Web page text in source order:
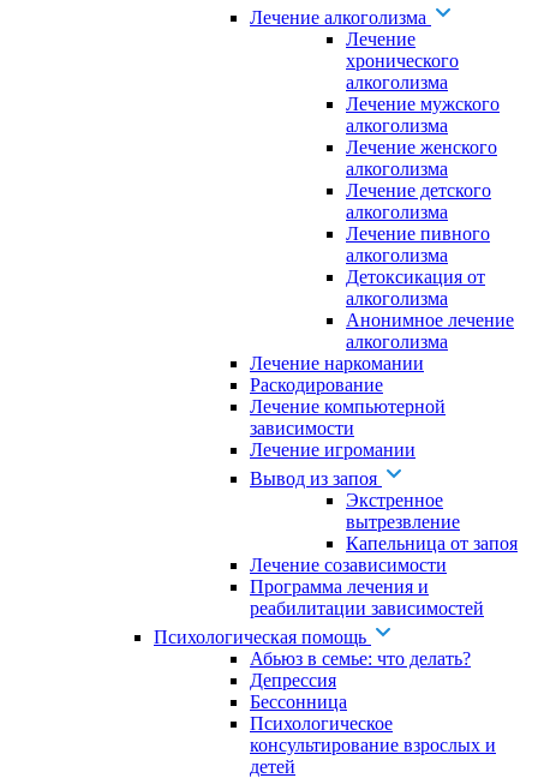
Лечение алкоголизма
Лечение
хронического
алкоголизма
Лечение мужского
алкоголизма
Лечение женского
алкоголизма
Лечение детского
алкоголизма
Лечение пивного
алкоголизма
Детоксикация от
алкоголизма
Анонимное лечение
алкоголизма
Лечение наркомании
Раскодирование
Лечение компьютерной
зависимости
Лечение игромании
Вывод из запоя
Экстренное
вытрезвление
Капельница от запоя
Лечение созависимости
Программа лечения и
реабилитации зависимостей
Психологическая помощь
Абьюз в семье: что делать?
Депрессия
Бессонница
Психологическое
консультирование взрослых и
детей